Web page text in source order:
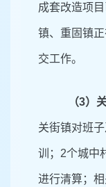
成套改造项
镇、重固镇
交工作。
（3）
关街镇对班
训； 2个城中
进行清算；